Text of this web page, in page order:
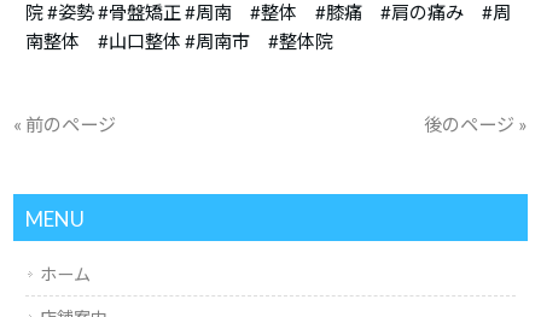
院 #姿勢 #骨盤矯正 #周南 #整体 #膝痛 #肩の痛み #周
南整体 #山口整体 #周南市 #整体院
« 前のページ 後のページ »
MENU
ホーム